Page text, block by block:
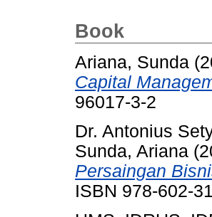
Book
Ariana, Sunda
Capital
96017-3-2
Dr. Antonius
Sunda, Ariana
Persaingan
ISBN 978-602-